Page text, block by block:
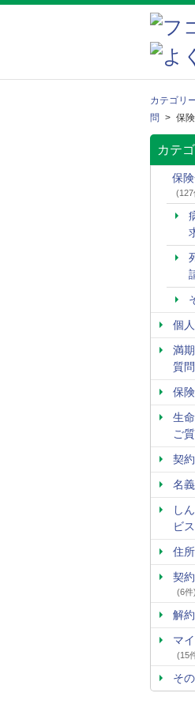
カテゴリ
問 > 保
カテ
保
(127
個
満
質問
保
生
ご
契
名
し
ビ
住
契
(6件)
解
マ
(15
そ